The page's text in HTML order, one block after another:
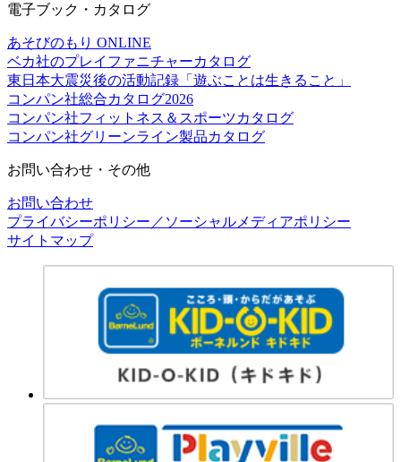
電子ブック・カタログ
あそびのもり ONLINE
ベカ社のプレイファニチャーカタログ
東日本大震災後の活動記録「遊ぶことは生きること」
コンパン社総合カタログ2026
コンパン社フィットネス＆スポーツカタログ
コンパン社グリーンライン製品カタログ
お問い合わせ・その他
お問い合わせ
プライバシーポリシー／ソーシャルメディアポリシー
サイトマップ